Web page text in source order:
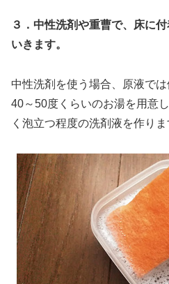
３．中性洗剤や重曹で、床に
いきます。
中性洗剤を使う場合、原液では
40～50度くらいのお湯を用意
く泡立つ程度の洗剤液を作りま